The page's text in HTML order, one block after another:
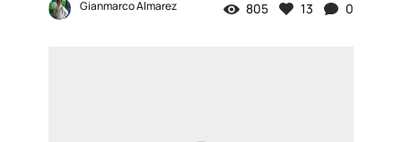
Gianmarco Almarez 805 13 0